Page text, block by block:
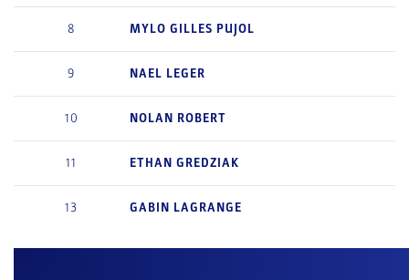
8 MYLO GILLES PUJOL
9 NAEL LEGER
10 NOLAN ROBERT
11 ETHAN GREDZIAK
13 GABIN LAGRANGE